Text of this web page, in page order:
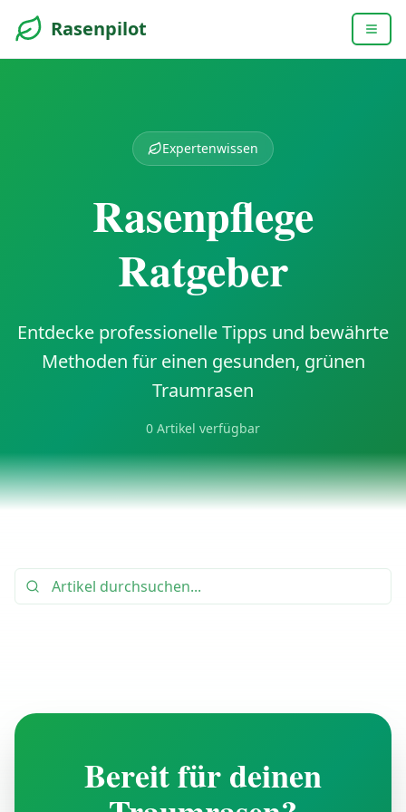
Rasenpilot
Expertenwissen
Rasenpflege
Ratgeber
Entdecke professionelle Tipps und bewährte
Methoden für einen gesunden, grünen
Traumrasen
0 Artikel verfügbar
Bereit für deinen